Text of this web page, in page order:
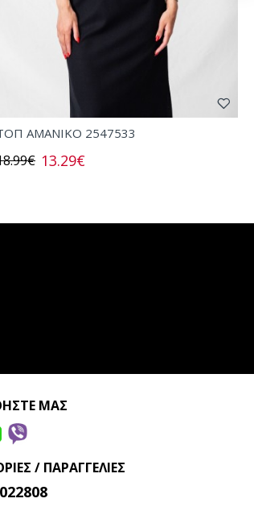
AMANIKO 2547533
13.29€
ΜΑΣ
/ ΠΑΡΑΓΓΕΛΊΕΣ